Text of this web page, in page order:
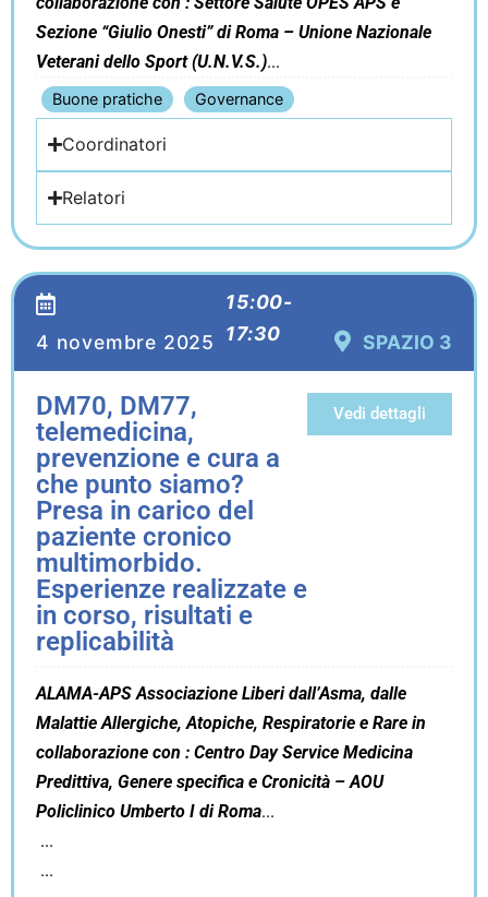
Sezione “Giulio Onesti” di Roma – Unione Nazionale
Veterani dello Sport (U.N.V.S.)
Buone pratiche Governance
Coordinatori
Relatori
4 novembre 2025
15:00-
17:30
SPAZIO 3
DM70, DM77,
telemedicina,
prevenzione e cura a
che punto siamo?
Presa in carico del
paziente cronico
multimorbido.
Esperienze realizzate e
in corso, risultati e
replicabilità
Vedi dettagli
ALAMA-APS Associazione Liberi dall’Asma, dalle
Malattie Allergiche, Atopiche, Respiratorie e Rare in
collaborazione con : Centro Day Service Medicina
Predittiva, Genere specifica e Cronicità – AOU
Policlinico Umberto I di Roma